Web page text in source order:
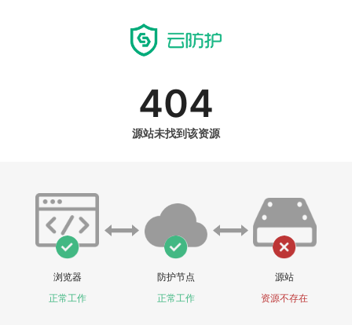
404
源站未找到该资源
浏览器
正常工作
防护节点
正常工作
源站
资源不存在